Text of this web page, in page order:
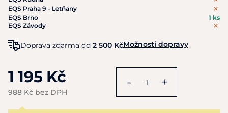
EQS Praha 9 - Letňany
EQS Brno
1 ks
EQS Závody
Doprava zdarma od 2 500 KčMožnosti dopravy
1 195 Kč
988 Kč bez DPH
- +